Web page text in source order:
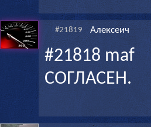
#21819 Алексеич
#21818 maf
СОГЛАСЕН.